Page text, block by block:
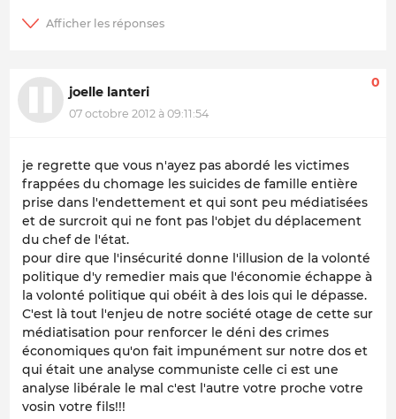
joelle lanteri
07 octobre 2012 à 09:11:54
0
je regrette que vous n'ayez pas abordé les victimes
frappées du chomage les suicides de famille entière
prise dans l'endettement et qui sont peu médiatisées
et de surcroit qui ne font pas l'objet du déplacement
du chef de l'état.
pour dire que l'insécurité donne l'illusion de la volonté
politique d'y remedier mais que l'économie échappe à
la volonté politique qui obéit à des lois qui le dépasse.
C'est là tout l'enjeu de notre société otage de cette sur
médiatisation pour renforcer le déni des crimes
économiques qu'on fait impunément sur notre dos et
qui était une analyse communiste celle ci est une
analyse libérale le mal c'est l'autre votre proche votre
vosin votre fils!!!